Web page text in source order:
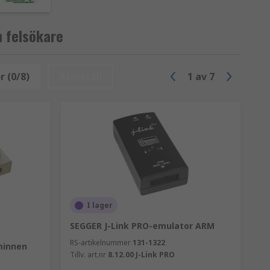
enheten på ett kretskort.
in-adapter som konverterar
kabel. Denna metod kallas ofta för
USB-port eller LAN-gränssnitt.
använder en in-circuit-emulator för
och stegar igenom långsamt för att
hårdvara.
felsökare
(0/8) 1 av 7
I lager
SEGGER J-Link PRO-emulator ARM
RS-artikelnummer 131-1322
Tillv. art.nr 8.12.00 J-Link PRO